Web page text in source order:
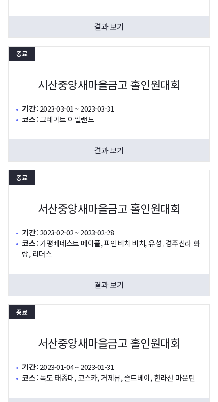
결과 보기
종료
서산중앙새마을금고 홀인원대회
기간: 2023-03-01 ~ 2023-03-31
코스:그레이트 아일랜드
결과 보기
종료
서산중앙새마을금고 홀인원대회
기간: 2023-02-02 ~ 2023-02-28
코스:가평베네스트 메이플, 파인비치 비치, 유성, 경주신라 화
랑, 리더스
결과 보기
종료
서산중앙새마을금고 홀인원대회
기간: 2023-01-04 ~ 2023-01-31
코스:독도 태종대, 코스카, 거제뷰, 솔트베이, 한라산 마운틴